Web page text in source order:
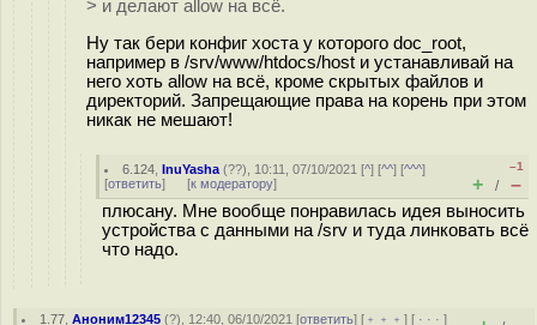
> и делают allow на всё.
Ну так бери конфиг хоста у которого doc_root,
например в /srv/www/htdocs/host и устанавливай на
него хоть allow на всё, кроме скрытых файлов и
директорий. Запрещающие права на корень при этом
никак не мешают!
6.124 ,InuYasha (??), 10:11, 07/10/2021 [^] [^^] [^^^]
[ответить] [к модератору]
–1
+ / –
плюсану. Мне вообще понравилась идея выносить
устройства с данными на /srv и туда линковать всё
что надо.
1.77 ,Аноним12345 (?), 12:40, 06/10/2021 [ответить] [ ﹢﹢﹢] [ · · ·]